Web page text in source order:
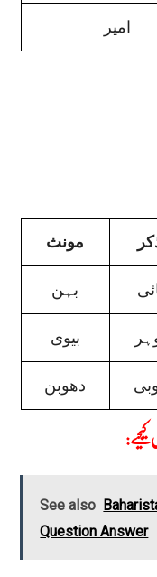
امیر
مونث
بہن
بیوی
دھوبن
See also
Question Answer